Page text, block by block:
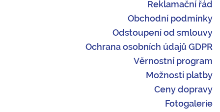
Reklamační řád
Obchodní podmínky
Odstoupení od smlouvy
Ochrana osobních údajů GDPR
Věrnostní program
Možnosti platby
Ceny dopravy
Fotogalerie